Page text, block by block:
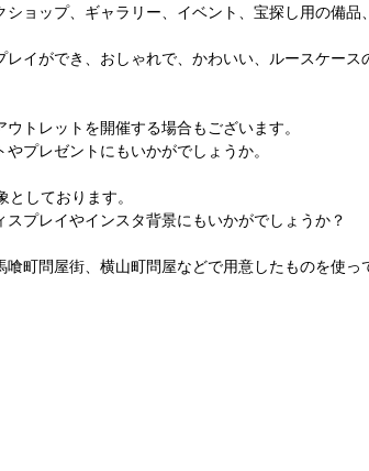
ョップ、ギャラリー、イベント、宝探し用の備品
イができ、おしゃれで、かわいい、ルースケース
トレットを開催する場合もございます。
プレゼントにもいかがでしょうか。
しております。
プレイやインスタ背景にもいかがでしょうか？
町問屋街、横山町問屋などで用意したものを使っ